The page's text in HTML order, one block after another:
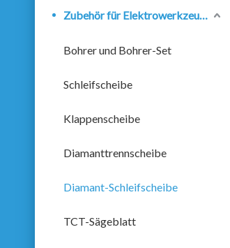
Zubehör für Elektrowerkzeuge
Bohrer und Bohrer-Set
Schleifscheibe
Klappenscheibe
Diamanttrennscheibe
Diamant-Schleifscheibe
TCT-Sägeblatt